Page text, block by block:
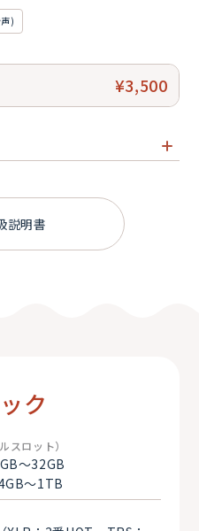
)
¥3,500
／24-bitも選択可能）
カードスロット搭載
説明書
ク
スロット）
～32GB
～1TB